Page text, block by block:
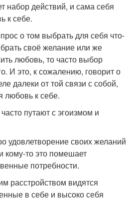
набор действий, и сама себя
к себе.
о том выбрать для себя что-
своё желание или же
любовь, то часто выбор
И это, к сожалению, говорит о
далеки от той связи с собой,
любовь к себе.
путают с эгоизмом и
удовлетворение своих желаний
кому-то это помешает
потребности.
расстройством видятся
в себе и высоко себя